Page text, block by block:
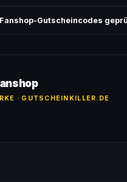
die Angebotsbedingungen
Gutscheincodes
· GUTSCHEINKILLER.DE